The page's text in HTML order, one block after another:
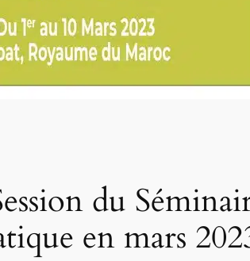
du
en mars